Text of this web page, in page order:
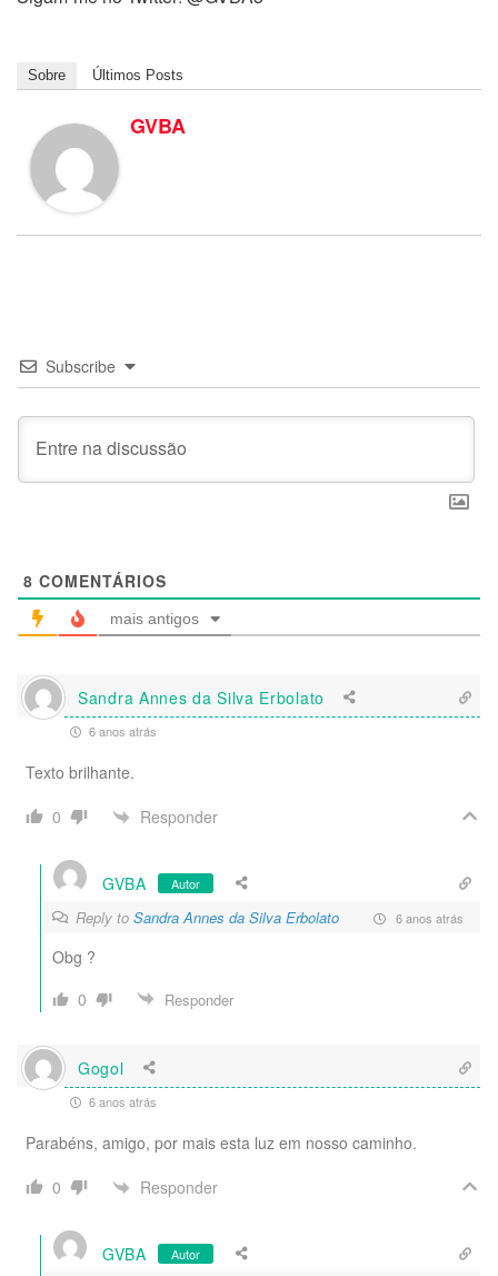
Sobre Últimos Posts
GVBA
Subscribe
8 COMENTÁRIOS
mais antigos
Sandra Annes da Silva Erbolato
6 anos atrás
Texto brilhante.
0
Responder
GVBA Autor
Reply to Sandra Annes da Silva Erbolato 6 anos atrás
Obg ?
0
Responder
Gogol
6 anos atrás
Parabéns, amigo, por mais esta luz em nosso caminho.
0
Responder
GVBA Autor